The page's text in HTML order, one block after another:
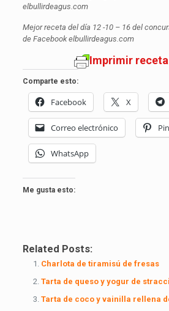
elbullirdeagus.com
Mejor receta del día 12 -10 – 16 del
de Facebook elbullirdeagus.com
Imprimir receta
Comparte esto:
Facebook X
Correo electrónico
WhatsApp
Me gusta esto:
Related Posts:
Charlota de tiramisú de fresas
Tarta de queso y yogur de
Tarta de coco y vainilla rellena